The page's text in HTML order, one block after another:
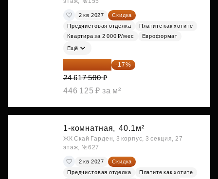
2 кв 2027
Скидка
Предчистовая отделка
Платите как хотите
Квартира за 2 000 ₽/мес
Евроформат
Ещё
20 432 525 ₽ -17%
24 617 500 ₽
446 125 ₽ за м²
1-комнатная, 40.1м²
ЖК Скай Гарден, 3 корпус, 3 секция, 27
этаж, №627
2 кв 2027
Скидка
Предчистовая отделка
Платите как хотите